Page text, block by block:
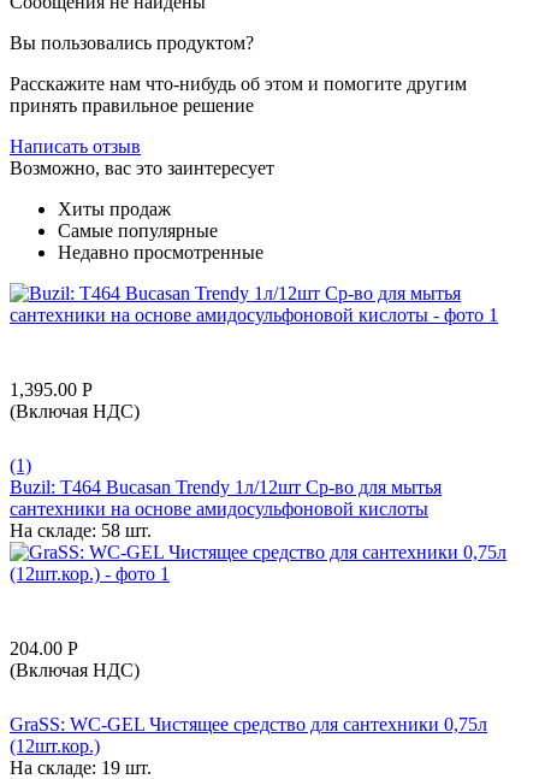
Вы пользовались продуктом?
Расскажите нам что-нибудь об этом и помогите другим
принять правильное решение
Написать отзыв
Возможно, вас это заинтересует
Хиты продаж
Самые популярные
Недавно просмотренные
1,395.00 Р
(Включая НДС)
(1)
Buzil: T464 Bucasan Trendy 1л/12шт Ср-во для мытья
сантехники на основе амидосульфоновой кислоты
На складе: 58 шт.
204.00 Р
(Включая НДС)
GraSS: WC-GEL Чистящее средство для сантехники 0,75л
(12шт.кор.)
На складе: 19 шт.